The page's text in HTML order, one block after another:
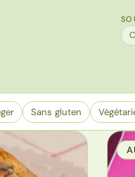
Sans gluten